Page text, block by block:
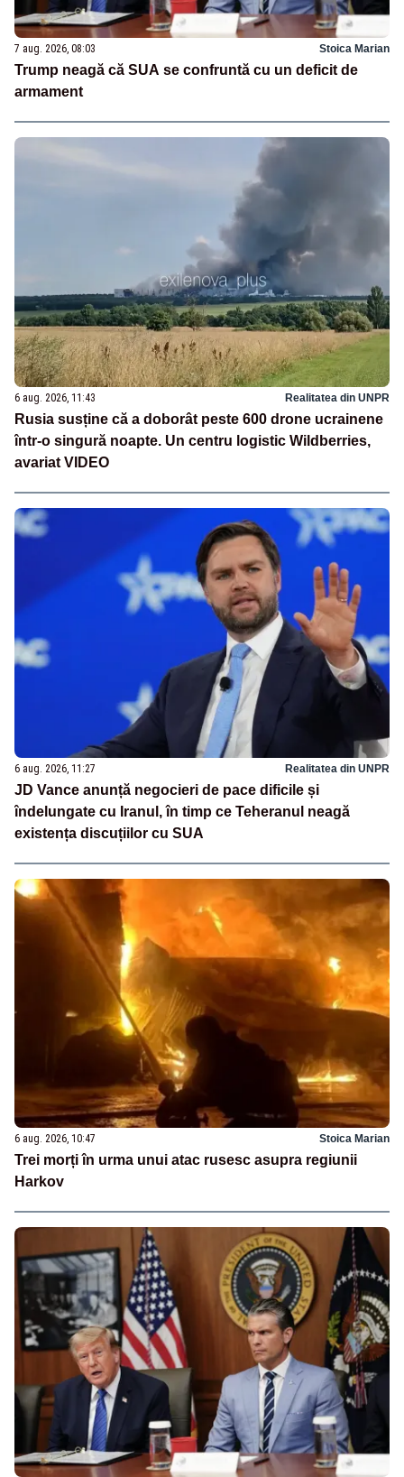
7 aug. 2026, 08:03 Stoica Marian
Trump neagă că SUA se confruntă cu un deficit de
armament
6 aug. 2026, 11:43 Realitatea din UNPR
Rusia susține că a doborât peste 600 drone ucrainene
într-o singură noapte. Un centru logistic Wildberries,
avariat VIDEO
6 aug. 2026, 11:27 Realitatea din UNPR
JD Vance anunță negocieri de pace dificile și
îndelungate cu Iranul, în timp ce Teheranul neagă
existența discuțiilor cu SUA
6 aug. 2026, 10:47 Stoica Marian
Trei morți în urma unui atac rusesc asupra regiunii
Harkov